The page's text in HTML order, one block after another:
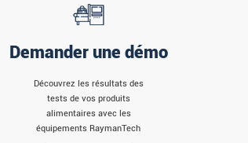
Demander une démo
Découvrez les résultats des
tests de vos produits
alimentaires avec les
équipements RaymanTech